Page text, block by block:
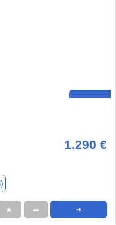
1.290 €
★ ➦ ➜